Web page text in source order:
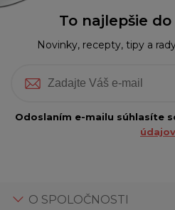
To najlepšie
Novinky, recepty, tipy a
Odoslaním e-mailu súhlasíte
O SPOLOČNOSTI